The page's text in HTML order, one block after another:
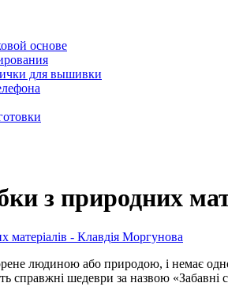
основе
для вышивки
з природних
людиною або природою, і немає
справжні шедеври за назвою